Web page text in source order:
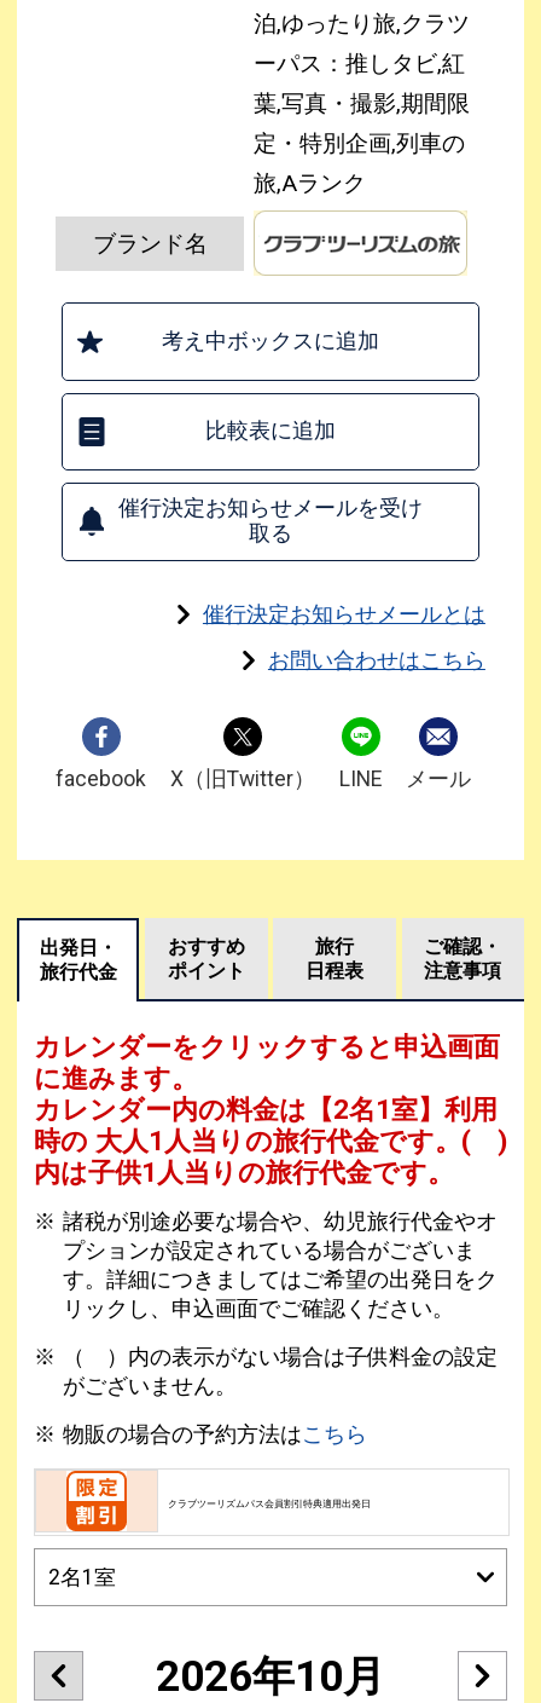
泊,ゆったり旅,クラツ
ーパス：推しタビ,紅
葉,写真・撮影,期間限
定・特別企画,列車の
旅,Aランク
ブランド名
考え中ボックスに追加
比較表に追加
催行決定お知らせメールを受け
取る
催行決定お知らせメールとは
お問い合わせはこちら
facebook X（旧Twitter） LINE メール
出発日・
旅行代金
おすすめ
ポイント
旅行
日程表
ご確認・
注意事項
カレンダーをクリックすると申込画面
に進みます。
カレンダー内の料金は 【2名1室】利用
時の 大人1人当りの旅行代金です。 ( )
内は子供1人当りの旅行代金です。
諸税が別途必要な場合や、幼児旅行代金やオ
プションが設定されている場合がございま
す。詳細につきましてはご希望の出発日をク
リックし、申込画面でご確認ください。
（ ）内の表示がない場合は子供料金の設定
がございません。
物販の場合の予約方法はこちら
クラブツーリズムパス会員割引特典適用出発日
2026年10月